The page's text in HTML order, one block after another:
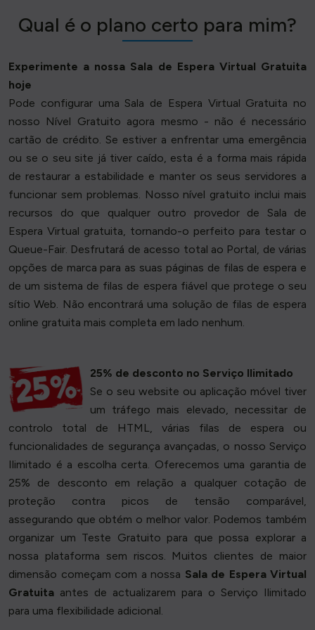
Qual é o plano certo para mim?
Experimente a nossa Sala de Espera Virtual Gratuita
hoje
Pode configurar uma Sala de Espera Virtual Gratuita no
nosso Nível Gratuito agora mesmo - não é necessário
cartão de crédito. Se estiver a enfrentar uma emergência
ou se o seu site já tiver caído, esta é a forma mais rápida
de restaurar a estabilidade e manter os seus servidores a
funcionar sem problemas. Nosso nível gratuito inclui mais
recursos do que qualquer outro provedor de Sala de
Espera Virtual gratuita, tornando-o perfeito para testar o
Queue-Fair. Desfrutará de acesso total ao Portal, de várias
opções de marca para as suas páginas de filas de espera e
de um sistema de filas de espera fiável que protege o seu
sítio Web. Não encontrará uma solução de filas de espera
online gratuita mais completa em lado nenhum.
25% de desconto no Serviço Ilimitado
Se o seu website ou aplicação móvel tiver
um tráfego mais elevado, necessitar de
controlo total de HTML, várias filas de espera ou
funcionalidades de segurança avançadas, o nosso Serviço
Ilimitado é a escolha certa. Oferecemos uma garantia de
25% de desconto em relação a qualquer cotação de
proteção contra picos de tensão comparável,
assegurando que obtém o melhor valor. Podemos também
organizar um Teste Gratuito para que possa explorar a
nossa plataforma sem riscos. Muitos clientes de maior
dimensão começam com a nossa Sala de Espera Virtual
Gratuita antes de actualizarem para o Serviço Ilimitado
para uma flexibilidade adicional.